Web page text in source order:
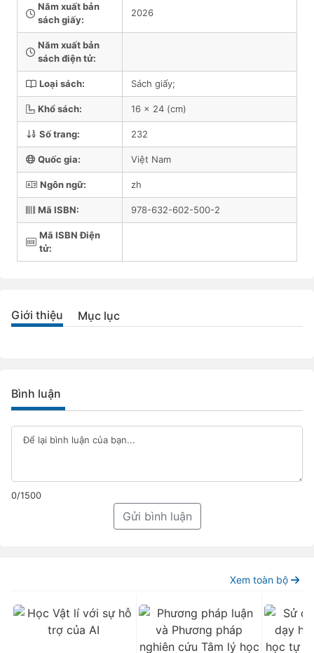
Năm xuất bản
sách giấy:
2026
Năm xuất bản
sách điện tử:
Loại sách: Sách giấy;
Khổ sách: 16 x 24 (cm)
Số trang: 232
Quốc gia: Việt Nam
Ngôn ngữ: zh
Mã ISBN: 978-632-602-500-2
Mã ISBN Điện
tử:
Giới thiệu Mục lục
Bình luận
0/1500
Gửi bình luận
Xem toàn bộ